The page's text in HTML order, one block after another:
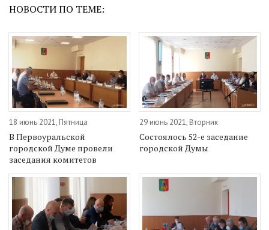
НОВОСТИ ПО ТЕМЕ:
18 июнь 2021, Пятница
В Первоуральской
городской Думе провели
заседания комитетов
29 июнь 2021, Вторник
Состоялось 52-е заседание
городской Думы